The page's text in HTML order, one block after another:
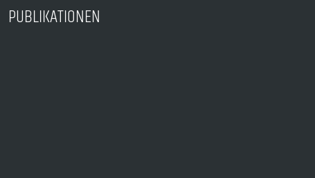
PUBLIKATIONEN